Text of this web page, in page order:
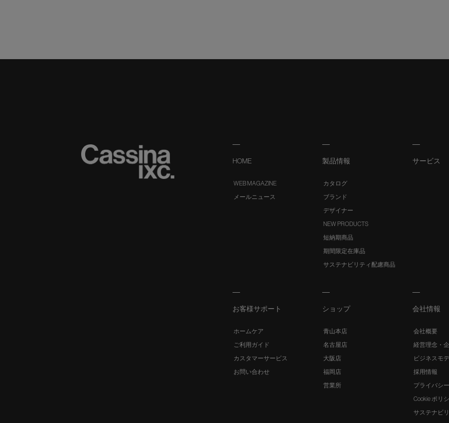
HOME
WEB MAGAZINE
メールニュース
製品情報
カタログ
ブランド
デザイナー
NEW PRODUCTS
短納期商品
期間限定在庫品
サステナビリティ配慮商品
サービス
お客様サポート
ホームケア
ご利用ガイド
カスタマーサービス
お問い合わせ
ショップ
青山本店
名古屋店
大阪店
福岡店
営業所
会社情報
会社概要
経営理念・
ビジネスモ
採用情報
プライバシ
Cookie ポリ
サステナビ